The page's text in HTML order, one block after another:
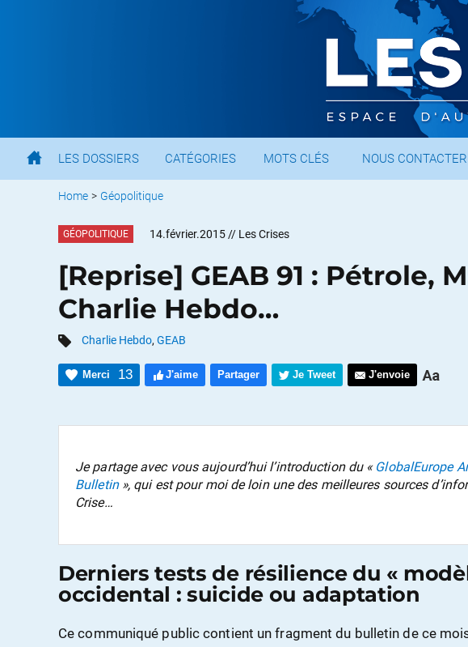
LES DOSSIERS CATÉGORIES MOTS CLÉS NOUS CONTACTER
Home > Géopolitique
GÉOPOLITIQUE 14.février.2015 // Les Crises
[Reprise] GEAB 91 : Pétrole,
Charlie Hebdo…
Charlie Hebdo, GEAB
Merci 13 J'aime Partager Je Tweet J'envoie
Je partage avec vous aujourd’hui l’introduction du « GlobalEurope
Bulletin», qui est pour moi de loin une des meilleures sources
Crise…
Derniers tests de résilience du «
occidental : suicide ou adaptation
Ce communiqué public contient un fragment du bulletin de ce